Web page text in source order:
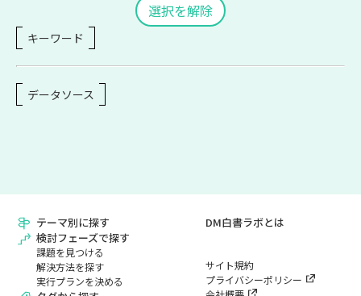
選択を解除
キーワード
データソース
テーマ別に探す
検討フェーズで探す
課題を見つける
解決方法を探す
実行プランを決める
DM白書ラボとは
サイト規約
プライバシーポリシー